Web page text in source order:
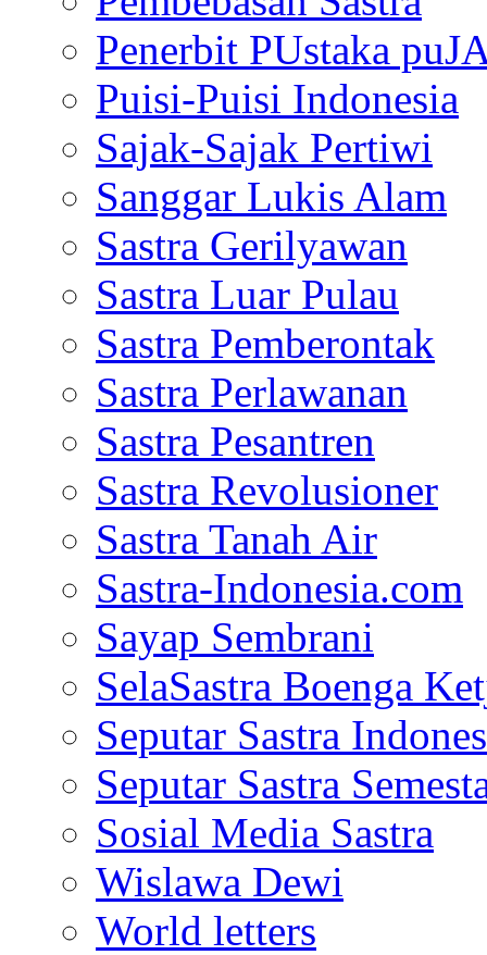
Penerbit PUstaka
Puisi-Puisi Indonesia
Sajak-Sajak Pertiwi
Sanggar Lukis Alam
Sastra Gerilyawan
Sastra Luar Pulau
Sastra Pemberontak
Sastra Perlawanan
Sastra Pesantren
Sastra Revolusioner
Sastra Tanah Air
Sastra-Indonesia.com
Sayap Sembrani
SelaSastra Boenga
Seputar Sastra
Seputar Sastra
Sosial Media Sastra
Wislawa Dewi
World letters